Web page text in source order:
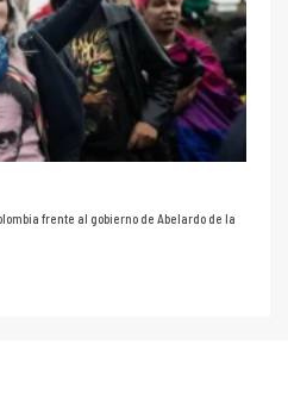
frente al gobierno de Abelardo de la